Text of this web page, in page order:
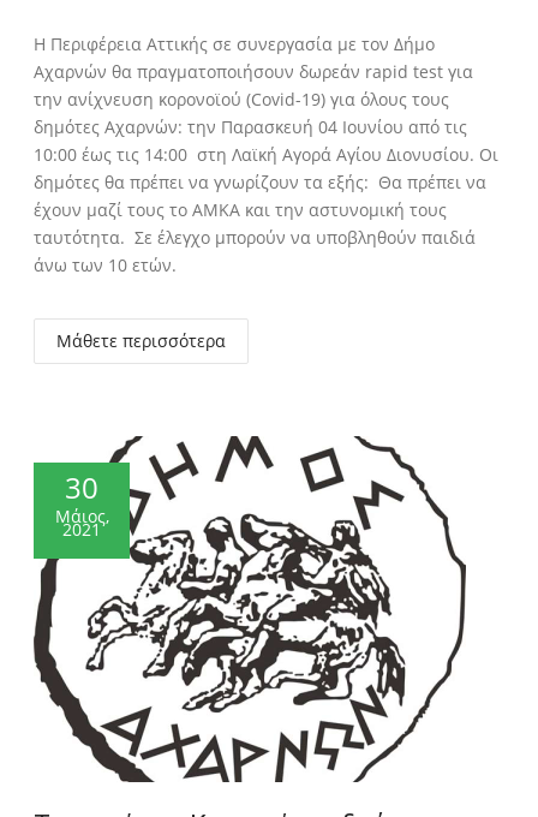
Η Περιφέρεια Αττικής σε συνεργασία με τον Δήμο
Αχαρνών θα πραγματοποιήσουν δωρεάν rapid test για
την ανίχνευση κορονοϊού (Covid-19) για όλους τους
δημότες Αχαρνών: την Παρασκευή 04 Ιουνίου από τις
10:00 έως τις 14:00 στη Λαϊκή Αγορά Αγίου Διονυσίου. Οι
δημότες θα πρέπει να γνωρίζουν τα εξής: Θα πρέπει να
έχουν μαζί τους το ΑΜΚΑ και την αστυνομική τους
ταυτότητα. Σε έλεγχο μπορούν να υποβληθούν παιδιά
άνω των 10 ετών.
Μάθετε περισσότερα
30
Μάιος,
2021